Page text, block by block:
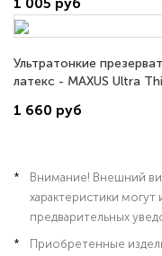
Ультратонкие
латекс - MAXUS Ultra
1 660 руб
Внимание! Внешний
характеристики
предварительных
Приобретенные